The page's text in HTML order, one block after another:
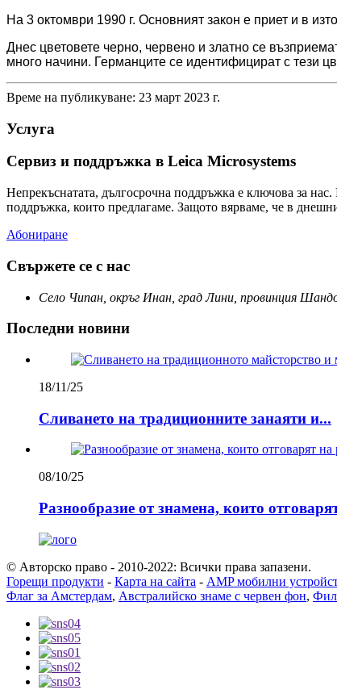
На 3 октомври 1990 г. Основният закон е приет и в
Днес цветовете черно, червено и златно се
много начини. Германците се идентифицират с тези
Време на публикуване: 23 март 2023 г.
Услуга
Сервиз и поддръжка в Leica Microsystems
Непрекъснатата, дългосрочна поддръжка е ключова за
поддръжка, които предлагаме. Защото вярваме, че в
Абониране
Свържете се с нас
Село Чипан, окръг Инан, град Лини, провинция
Последни новини
18/11/25
Сливането на традиционните занаяти и...
08/10/25
Разнообразие от знамена, които
© Авторско право - 2010-2022: Всички права запазени.
Горещи продукти - Карта на сайта - AMP мобилни
Флаг за Амстердам, Австралийско знаме с червен фон,